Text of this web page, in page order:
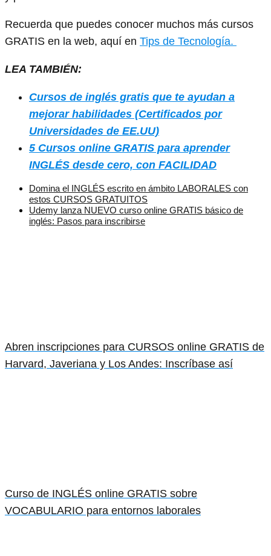
Recuerda que puedes conocer muchos más cursos
GRATIS en la web, aquí en Tips de Tecnología.
LEA TAMBIÉN:
Cursos de inglés gratis que te ayudan a
mejorar habilidades (Certificados por
Universidades de EE.UU)
5 Cursos online GRATIS para aprender
INGLÉS desde cero, con FACILIDAD
Domina el INGLÉS escrito en ámbito LABORALES con
estos CURSOS GRATUITOS
Udemy lanza NUEVO curso online GRATIS básico de
inglés: Pasos para inscribirse
Abren inscripciones para CURSOS online GRATIS de
Harvard, Javeriana y Los Andes: Inscríbase así
Curso de INGLÉS online GRATIS sobre
VOCABULARIO para entornos laborales